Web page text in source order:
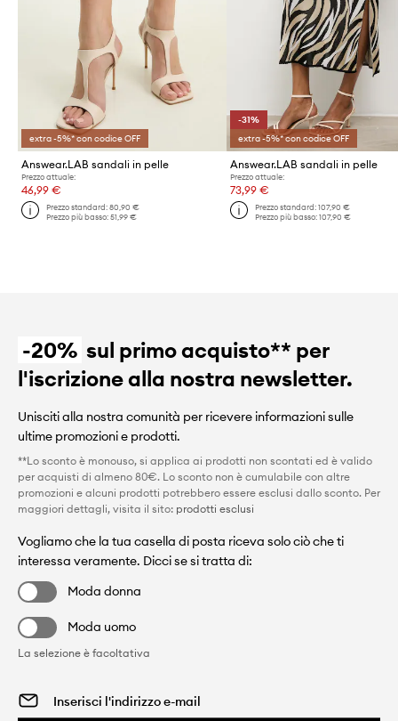
extra -5%* con codice OFF
Answear.LAB sandali in pelle
Prezzo attuale:
46,99 €
Prezzo standard:80,90 €
Prezzo più basso:51,99 €
-31%
extra -5%* con codice OFF
Answear.LAB sandali in pelle
Prezzo attuale:
73,99 €
Prezzo standard: 107,90 €
Prezzo più basso: 107,90 €
-20% sul primo acquisto** per
l'iscrizione alla nostra newsletter.
Unisciti alla nostra comunità per ricevere informazioni sulle
ultime promozioni e prodotti.
**Lo sconto è monouso, si applica ai prodotti non scontati ed è valido
per acquisti di almeno 80€. Lo sconto non è cumulabile con altre
promozioni e alcuni prodotti potrebbero essere esclusi dallo sconto. Per
maggiori dettagli, visita il sito: prodotti esclusi
Vogliamo che la tua casella di posta riceva solo ciò che ti
interessa veramente. Dicci se si tratta di:
Moda donna
Moda uomo
La selezione è facoltativa